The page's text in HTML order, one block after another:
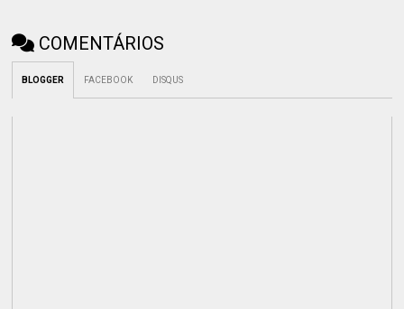
COMENTÁRIOS
BLOGGER FACEBOOK DISQUS